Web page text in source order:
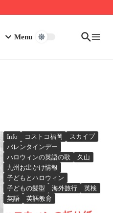
Why Free Offers Cost You More Later
Menu
Info コストコ福岡
スカイプ
バレンタインデー
ハロウィンの英語の歌
久山
九州お出かけ情報
子どもとハロウィン
子どもの髪型
海外旅行
英検
英語
英語教育